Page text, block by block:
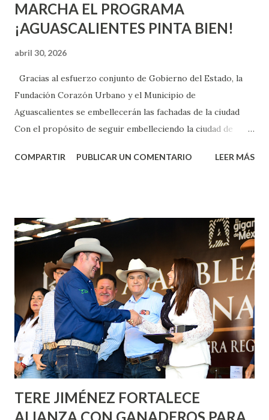
MARCHA EL PROGRAMA
¡AGUASCALIENTES PINTA BIEN!
abril 30, 2026
Gracias al esfuerzo conjunto de Gobierno del Estado, la
Fundación Corazón Urbano y el Municipio de
Aguascalientes se embellecerán las fachadas de la ciudad
Con el propósito de seguir embelleciendo la ciudad de
municipal, Leo Montañez dio inicio al programa
Corazón Urbano y el Municipio capital. Leo Montañez
informó que en este programa se usarán cerca de 90 mil
metros cuadrados de pintura, para dar inicio en la calle
Nieto, entre Jesús F. Elizondo y la calle 22 de Octubre, con
lo que se aplicará pintura en 66 casas. Posteriormente se
llevará este programa a Villas de Nuestra Señora de la
Asunción, Avenida Alameda y Decreto 27 de Septiembre, en
los edificios FOVISSSTE Ojo de Agua, en la comunidad
Norias de Paso Hondo y en los edificios de...
COMPARTIR PUBLICAR UN COMENTARIO LEER MÁS
TERE JIMÉNEZ FORTALECE